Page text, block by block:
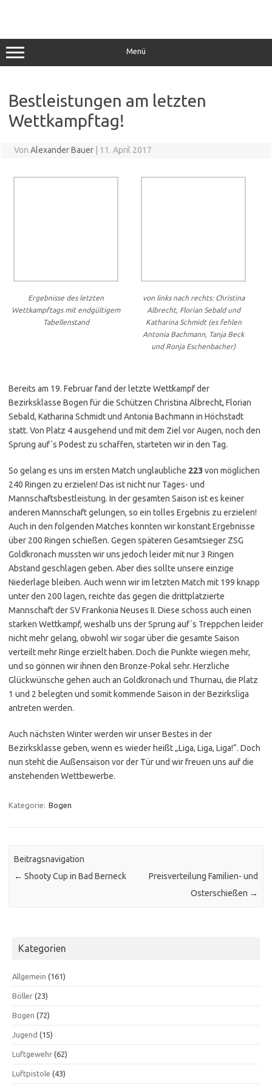
Menü
Bestleistungen am letzten
Wettkampftag!
Von Alexander Bauer 11. April 2017
Ergebnisse des letzten
Wettkampftags mit endgültigem
Tabellenstand
von links nach rechts: Christina
Albrecht, Florian Sebald und
Katharina Schmidt (es fehlen
Antonia Bachmann, Tanja Beck
und Ronja Eschenbacher)
Bereits am 19. Februar fand der letzte Wettkampf der
Bezirksklasse Bogen für die Schützen Christina Albrecht, Florian
Sebald, Katharina Schmidt und Antonia Bachmann in Höchstadt
statt. Von Platz 4 ausgehend und mit dem Ziel vor Augen, noch den
Sprung auf´s Podest zu schaffen, starteten wir in den Tag.
So gelang es uns im ersten Match unglaubliche 223 von möglichen
240 Ringen zu erzielen! Das ist nicht nur Tages- und
Mannschaftsbestleistung. In der gesamten Saison ist es keiner
anderen Mannschaft gelungen, so ein tolles Ergebnis zu erzielen!
Auch in den folgenden Matches konnten wir konstant Ergebnisse
über 200 Ringen schießen. Gegen späteren Gesamtsieger ZSG
Goldkronach mussten wir uns jedoch leider mit nur 3 Ringen
Abstand geschlagen geben. Aber dies sollte unsere einzige
Niederlage bleiben. Auch wenn wir im letzten Match mit 199 knapp
unter den 200 lagen, reichte das gegen die drittplatzierte
Mannschaft der SV Frankonia Neuses II. Diese schoss auch einen
starken Wettkampf, weshalb uns der Sprung auf´s Treppchen leider
nicht mehr gelang, obwohl wir sogar über die gesamte Saison
verteilt mehr Ringe erzielt haben. Doch die Punkte wiegen mehr,
und so gönnen wir ihnen den Bronze-Pokal sehr. Herzliche
Glückwünsche gehen auch an Goldkronach und Thurnau, die Platz
1 und 2 belegten und somit kommende Saison in der Bezirksliga
antreten werden.
Auch nächsten Winter werden wir unser Bestes in der
Bezirksklasse geben, wenn es wieder heißt „Liga, Liga, Liga!“. Doch
nun steht die Außensaison vor der Tür und wir freuen uns auf die
anstehenden Wettbewerbe.
Kategorie: Bogen
Beitragsnavigation
← Shooty Cup in Bad Berneck
Preisverteilung Familien- und
Osterschießen →
Kategorien
Allgemein (161)
Böller (23)
Bogen (72)
Jugend (15)
Luftgewehr (62)
Luftpistole (43)